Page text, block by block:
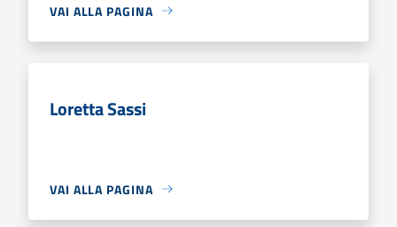
VAI ALLA PAGINA
Loretta Sassi
VAI ALLA PAGINA